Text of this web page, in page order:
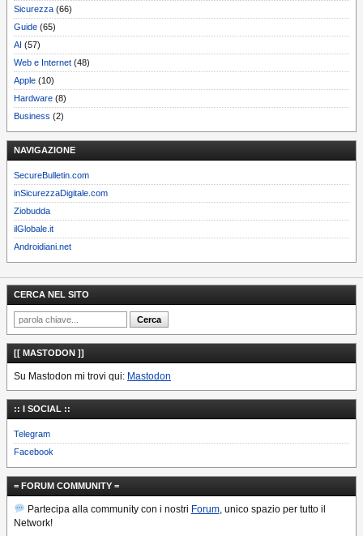
Sicurezza (66)
Guide (65)
AI (57)
Web e Internet (48)
Apple (10)
Hardware (8)
Business (2)
NAVIGAZIONE
SecureBulletin.com
inSicurezzaDigitale.com
Ziobudda
ilGlobale.it
Androidiani.net
CERCA NEL SITO
[[ MASTODON ]]
Su Mastodon mi trovi qui: Mastodon
:: I SOCIAL ::
Telegram
Facebook
= FORUM COMMUNITY =
Partecipa alla community con i nostri Forum, unico spazio per tutto il
Network!